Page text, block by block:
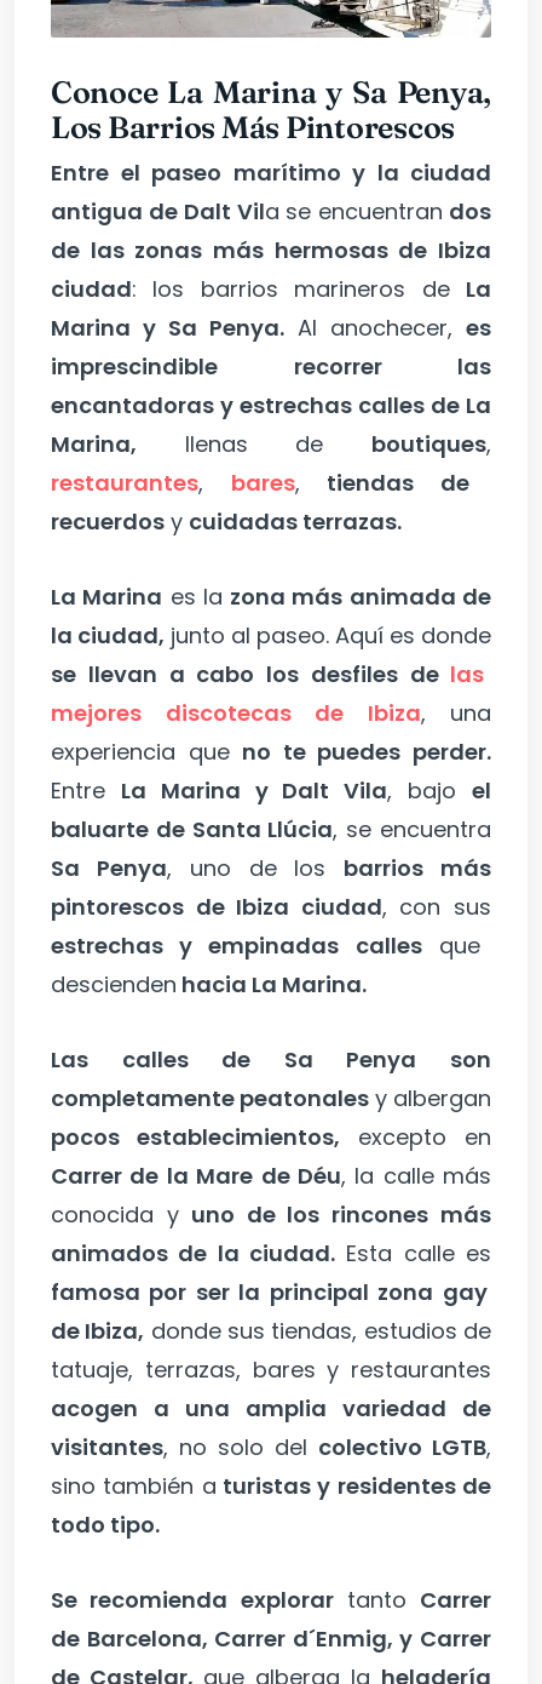
Conoce La Marina y Sa Penya,
Los Barrios Más Pintorescos
Entre el paseo marítimo y la ciudad
antigua de Dalt Vila se encuentran dos
de las zonas más hermosas de Ibiza
ciudad: los barrios marineros de La
Marina y Sa Penya. Al anochecer, es
imprescindible recorrer las
encantadoras y estrechas calles de La
Marina, llenas de boutiques,
restaurantes, bares, tiendas de
recuerdos y cuidadas terrazas.
La Marina es la zona más animada de
la ciudad, junto al paseo. Aquí es donde
se llevan a cabo los desfiles delas
mejores discotecas de Ibiza, una
experiencia que no te puedes perder.
Entre La Marina y Dalt Vila, bajoel
baluarte de Santa Llúcia, se encuentra
Sa Penya, uno de los barrios más
pintorescos de Ibiza ciudad, con sus
estrechas y empinadas callesque
descienden hacia La Marina.
Las calles de Sa Penya son
completamente peatonales y albergan
pocos establecimientos, excepto en
Carrer de la Mare de Déu, la calle más
conocida yuno de los rincones más
animados de la ciudad. Esta calle es
famosa por ser la principal zona gay
de Ibiza, donde sus tiendas, estudios de
tatuaje, terrazas, bares y restaurantes
acogen a una amplia variedad de
visitantes, no solo del colectivo LGTB,
sino también a turistas y residentes de
todo tipo.
Se recomienda explorartanto Carrer
de Barcelona, Carrer d´Enmig, y Carrer
de Castelar, que alberga la heladería